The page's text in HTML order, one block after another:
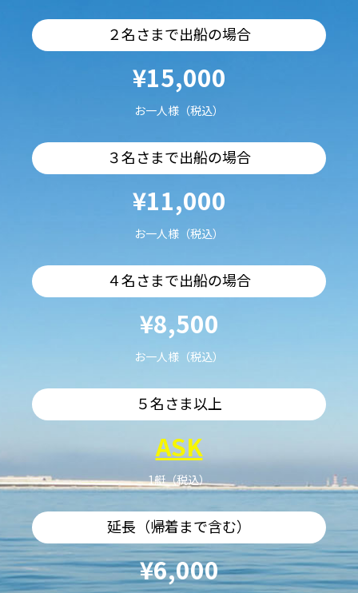
２名さまで出船の場合
¥15,000
お一人様（税込）
３名さまで出船の場合
¥11,000
お一人様（税込）
４名さまで出船の場合
¥8,500
お一人様（税込）
５名さま以上
ASK
1艇（税込）
延長（帰着まで含む）
¥6,000